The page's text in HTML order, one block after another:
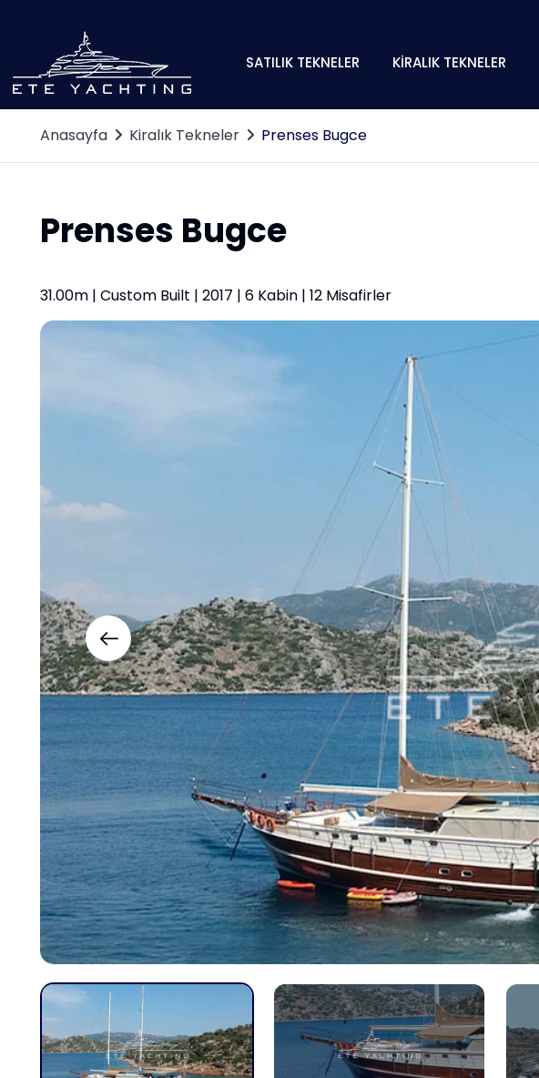
SATILIK TEKNELER KİRALIK TEKNELER
Anasayfa Kiralık Tekneler Prenses Bugce
Prenses Bugce
31.00m | Custom Built | 2017 | 6 Kabin | 12 Misafirler